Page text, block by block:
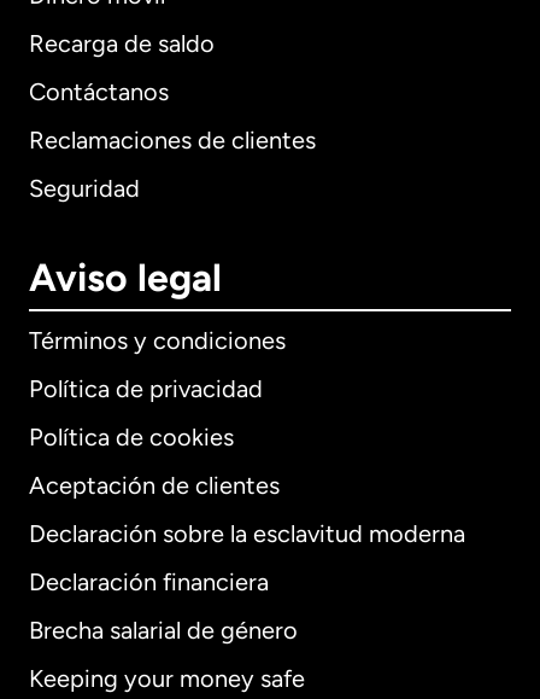
Recarga de saldo
Contáctanos
Reclamaciones de clientes
Seguridad
Aviso legal
Términos y condiciones
Política de privacidad
Política de cookies
Aceptación de clientes
Declaración sobre la esclavitud moderna
Declaración financiera
Brecha salarial de género
Keeping your money safe
Internacional English
Alemania